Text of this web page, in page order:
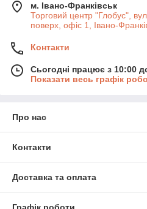
м. Івано-Франківськ
Торговий центр "Глобус",
поверх, офіс 1, Івано-
Контакти
Сьогодні працює з 10:00
Показати весь графік
Про нас
Контакти
Доставка та оплата